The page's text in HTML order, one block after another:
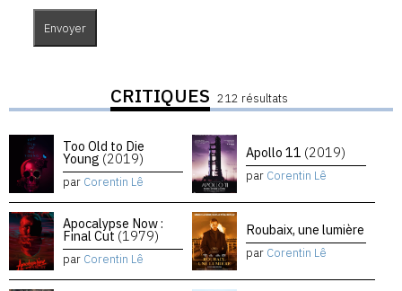
CRITIQUES 212 résultats
Too Old to Die
Young (2019)
par Corentin Lê
Apollo 11 (2019)
par Corentin Lê
Apocalypse Now :
Final Cut (1979)
par Corentin Lê
Roubaix, une lumière
par Corentin Lê